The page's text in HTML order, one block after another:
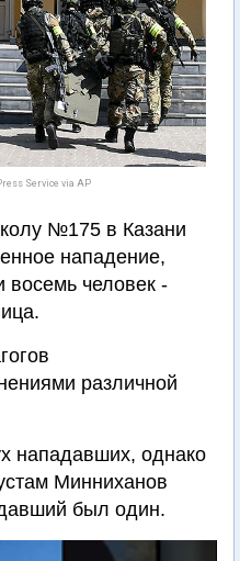
Service via AP
№175 в Казани
нападение,
восемь человек -
различной
нападавших, однако
Минниханов
был один.